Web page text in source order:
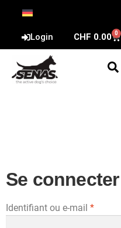
Login CHF 0.00 0
Se connecter
Identifiant ou e-mail *